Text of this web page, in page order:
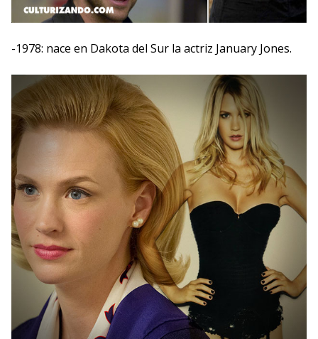
-1978: nace en Dakota del Sur la actriz January Jones.